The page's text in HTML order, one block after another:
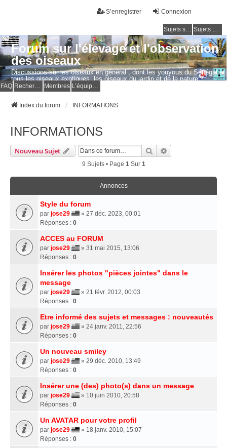
Connexion
S’enregistrer
Sujets sans réponse Sujets actifs
Forum sur l'élevage et l'observation
des oiseaux
Discussions sur les oiseaux en général , dont les youyous du Sénégal et
tous les oiseaux exotiques, les oiseaux du jardin et de la nature.
Questions, photos, expériences.
FAQ Membres
Index du forum INFORMATIONS
INFORMATIONS
Nouveau Sujet Rechercher
9 Sujets • Page 1 Sur 1
Annonces
Style du forum
par jose29
» 27 déc. 2023, 00:01
Réponses : 0
ACCES au FORUM
par jose29
» 31 mai 2015, 13:06
Réponses : 0
Insérer les photos "pièces jointes" dans le
message
par jose29
» 21 févr. 2012, 00:03
Réponses : 0
Etre informé des sujets et messages : nouveautés
par jose29
» 24 janv. 2011, 22:56
Réponses : 0
Un nouveau smiley
par jose29
» 29 déc. 2010, 13:49
Réponses : 0
Insérer une (des) photo(s) dans un message
par jose29
» 10 juin 2010, 20:58
Réponses : 0
Un AVATAR pour votre profil
par jose29
» 18 janv. 2010, 15:07
Réponses : 0